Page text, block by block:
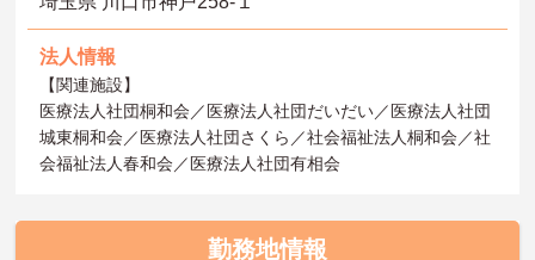
法人情報
【関連施設】
医療法人社団桐和会／医療法人社団だいだい／医療法人社団
城東桐和会／医療法人社団さくら／社会福祉法人桐和会／社
会福祉法人春和会／医療法人社団有相会
勤務地情報